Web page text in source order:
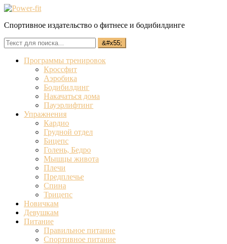
Спортивное издательство о фитнесе и бодибилдинге
Программы тренировок
Кроссфит
Аэробика
Бодибилдинг
Накачаться дома
Пауэрлифтинг
Упражнения
Кардио
Грудной отдел
Бицепс
Голень, Бедро
Мышцы живота
Плечи
Предплечье
Спина
Трицепс
Новичкам
Девушкам
Питание
Правильное питание
Спортивное питание